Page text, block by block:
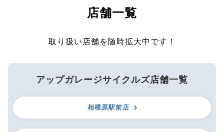
店舗一覧
取り扱い店舗を随時拡大中です！
アップガレージサイクルズ店舗一覧
相模原駅前店